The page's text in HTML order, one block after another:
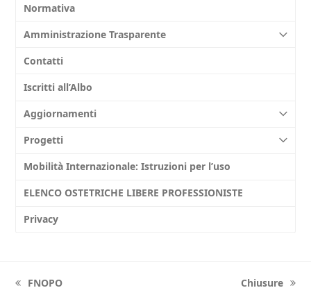
Normativa
Amministrazione Trasparente
Contatti
Iscritti all’Albo
Aggiornamenti
Progetti
Mobilità Internazionale: Istruzioni per l’uso
ELENCO OSTETRICHE LIBERE PROFESSIONISTE
Privacy
previous
FNOPO
next
Chiusure